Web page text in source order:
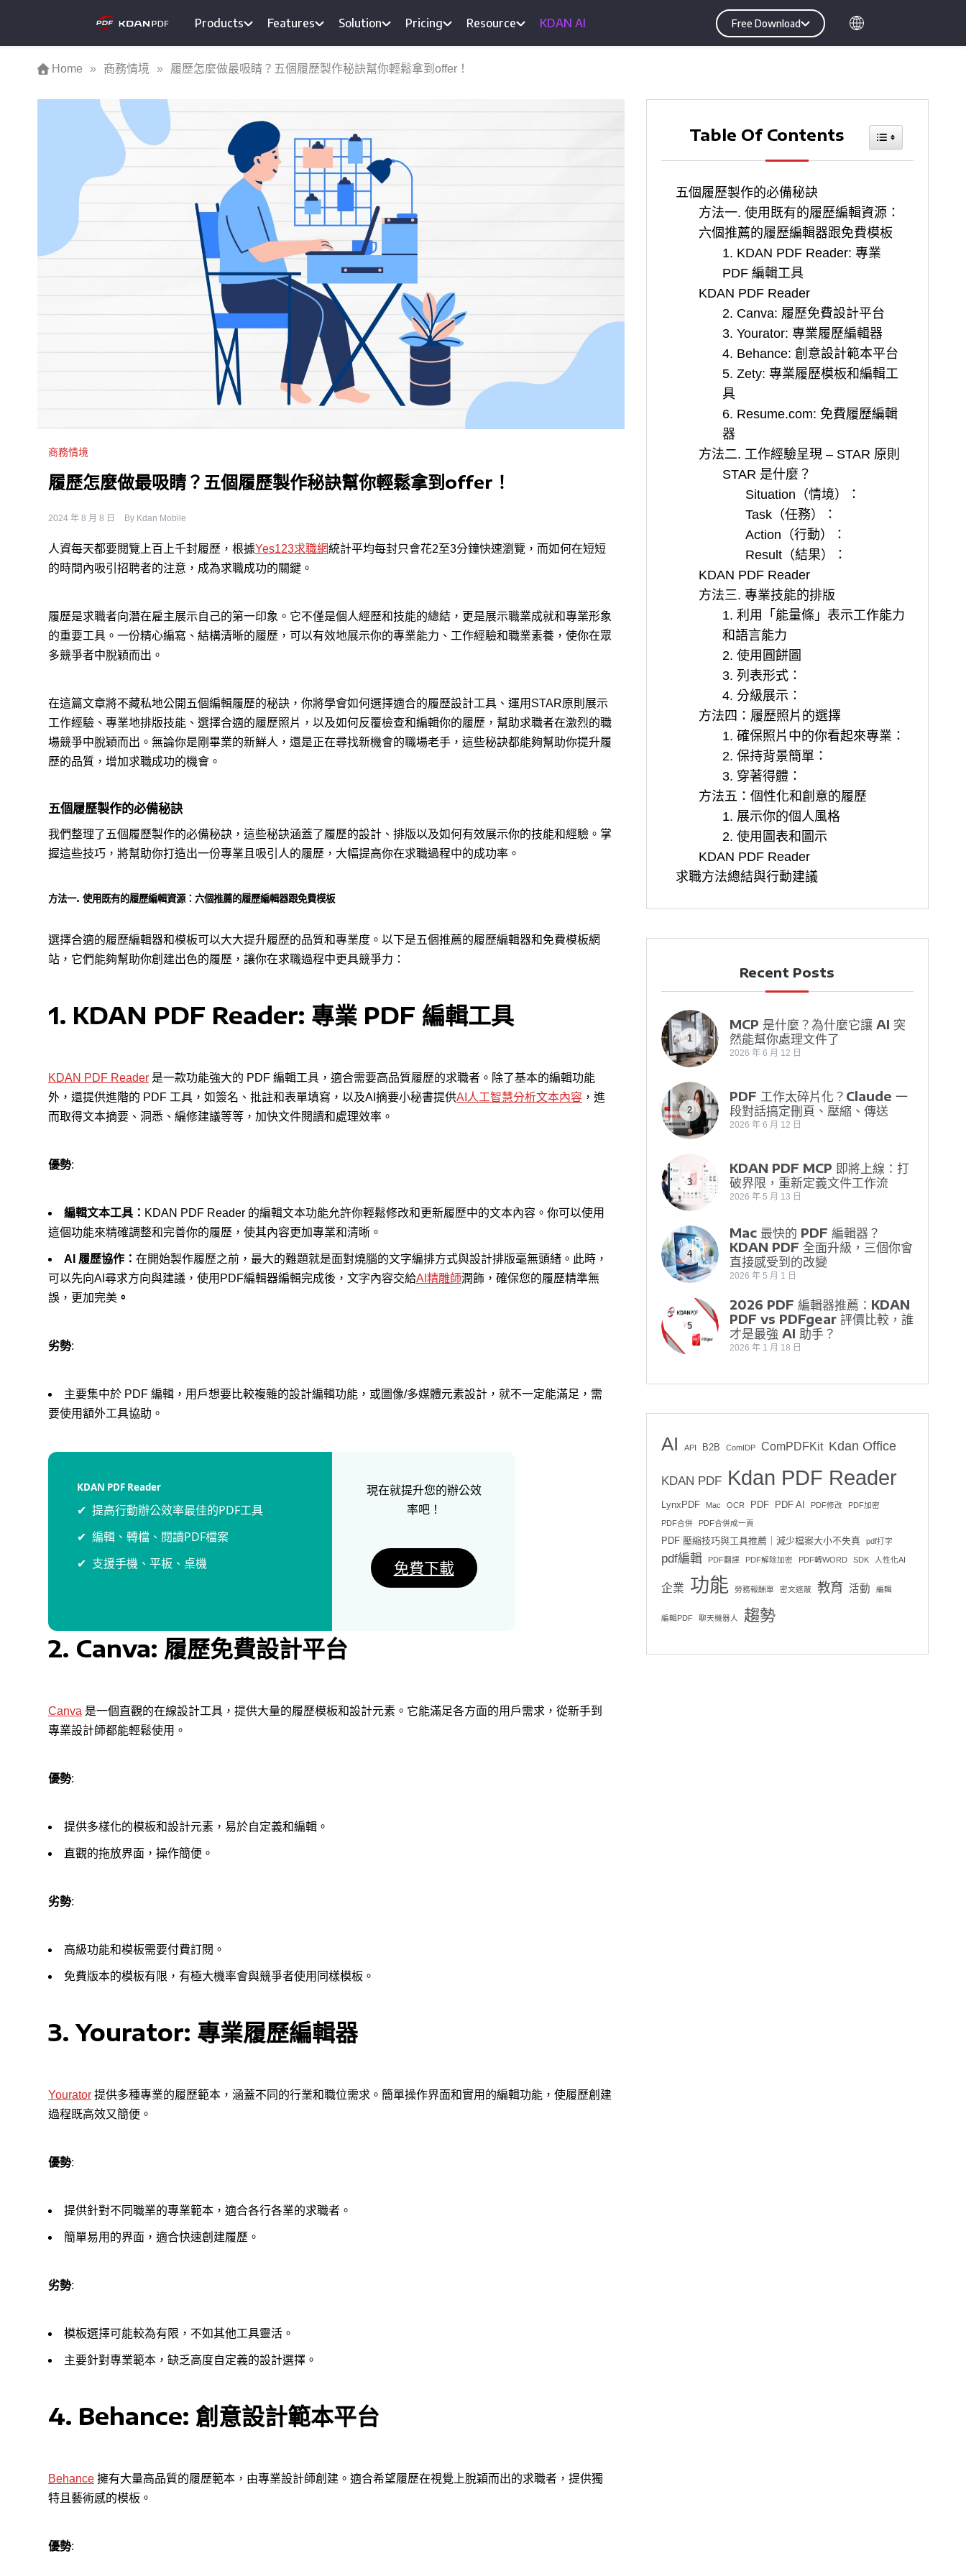
KDAN PDF homeProducts Features Solution Pricing Resource KDAN AI Free Download
Home » 商務情境 » 履歷怎麼做最吸睛？五個履歷製作秘訣幫你輕鬆拿到offer！
商務情境
履歷怎麼做最吸睛？五個履歷製作秘訣幫你輕鬆拿到offer！
2024 年 8 月 8 日 By Kdan Mobile
人資每天都要閱覽上百上千封履歷，根據Yes123求職網統計平均每封只會花2至3分鐘快速瀏覽，而如何在短短
的時間內吸引招聘者的注意，成為求職成功的關鍵。
履歷是求職者向潛在雇主展示自己的第一印象。它不僅是個人經歷和技能的總結，更是展示職業成就和專業形象
的重要工具。一份精心編寫、結構清晰的履歷，可以有效地展示你的專業能力、工作經驗和職業素養，使你在眾
多競爭者中脫穎而出。
在這篇文章將不藏私地公開五個編輯履歷的秘訣，你將學會如何選擇適合的履歷設計工具、運用STAR原則展示
工作經驗、專業地排版技能、選擇合適的履歷照片，以及如何反覆檢查和編輯你的履歷，幫助求職者在激烈的職
場競爭中脫穎而出。無論你是剛畢業的新鮮人，還是正在尋找新機會的職場老手，這些秘訣都能夠幫助你提升履
歷的品質，增加求職成功的機會。
五個履歷製作的必備秘訣
我們整理了五個履歷製作的必備秘訣，這些秘訣涵蓋了履歷的設計、排版以及如何有效展示你的技能和經驗。掌
握這些技巧，將幫助你打造出一份專業且吸引人的履歷，大幅提高你在求職過程中的成功率。
方法一. 使用既有的履歷編輯資源：六個推薦的履歷編輯器跟免費模板
選擇合適的履歷編輯器和模板可以大大提升履歷的品質和專業度。以下是五個推薦的履歷編輯器和免費模板網
站，它們能夠幫助你創建出色的履歷，讓你在求職過程中更具競爭力：
1. KDAN PDF Reader: 專業 PDF 編輯工具
KDAN PDF Reader 是一款功能強大的 PDF 編輯工具，適合需要高品質履歷的求職者。除了基本的編輯功能
外，還提供進階的 PDF 工具，如簽名、批註和表單填寫，以及AI摘要小秘書提供AI人工智慧分析文本內容 ，進
而取得文本摘要、洞悉、編修建議等等，加快文件閱讀和處理效率。
優勢:
編輯文本工具： KDAN PDF Reader 的編輯文本功能允許你輕鬆修改和更新履歷中的文本內容。你可以使用
這個功能來精確調整和完善你的履歷，使其內容更加專業和清晰。
AI 履歷協作 ： 在開始製作履歷之前，最大的難題就是面對燒腦的文字編排方式與設計排版毫無頭緒。此時，
可以先向AI尋求方向與建議，使用PDF編輯器編輯完成後，文字內容交給AI精雕師潤飾，確保您的履歷精準無
誤，更加完美 。
劣勢:
主要集中於 PDF 編輯，用戶想要比較複雜的設計編輯功能，或圖像/多媒體元素設計，就不一定能滿足，需
要使用額外工具協助。
KDAN PDF Reader
提高行動辦公效率最佳的PDF工具
編輯、轉檔、閱讀PDF檔案
支援手機、平板、桌機
現在就提升您的辦公效
率吧！
免費下載
2. Canva: 履歷免費設計平台
Canva 是一個直觀的在線設計工具，提供大量的履歷模板和設計元素。它能滿足各方面的用戶需求，從新手到
專業設計師都能輕鬆使用。
優勢:
提供多樣化的模板和設計元素，易於自定義和編輯。
直觀的拖放界面，操作簡便。
劣勢:
高級功能和模板需要付費訂閱。
免費版本的模板有限，有極大機率會與競爭者使用同樣模板。
3. Yourator: 專業履歷編輯器
Yourator 提供多種專業的履歷範本，涵蓋不同的行業和職位需求。簡單操作界面和實用的編輯功能，使履歷創建
過程既高效又簡便。
優勢:
提供針對不同職業的專業範本，適合各行各業的求職者。
簡單易用的界面，適合快速創建履歷。
劣勢:
模板選擇可能較為有限，不如其他工具靈活。
主要針對專業範本，缺乏高度自定義的設計選擇。
4. Behance: 創意設計範本平台
Behance 擁有大量高品質的履歷範本，由專業設計師創建。適合希望履歷在視覺上脫穎而出的求職者，提供獨
特且藝術感的模板。
優勢:
Table Of Contents Toggle Table
五個履歷製作的必備秘訣
方法一. 使用既有的履歷編輯資源：
六個推薦的履歷編輯器跟免費模板
1. KDAN PDF Reader: 專業
PDF 編輯工具
KDAN PDF Reader
2. Canva: 履歷免費設計平台
3. Yourator: 專業履歷編輯器
4. Behance: 創意設計範本平台
5. Zety: 專業履歷模板和編輯工
具
6. Resume.com: 免費履歷編輯
器
方法二. 工作經驗呈現 – STAR 原則
STAR 是什麼？
Situation（情境）：
Task（任務）：
Action（行動）：
Result（結果）：
KDAN PDF Reader
方法三. 專業技能的排版
1. 利用「能量條」表示工作能力
和語言能力
2. 使用圓餅圖
3. 列表形式：
4. 分級展示：
方法四：履歷照片的選擇
1. 確保照片中的你看起來專業：
2. 保持背景簡單：
3. 穿著得體：
方法五：個性化和創意的履歷
1. 展示你的個人風格
2. 使用圖表和圖示
KDAN PDF Reader
求職方法總結與行動建議
Recent Posts
1
MCP 是什麼？為什麼它讓 AI 突
然能幫你處理文件了
2026 年 6 月 12 日
2
PDF 工作太碎片化？Claude 一
段對話搞定刪頁、壓縮、傳送
2026 年 6 月 12 日
3
KDAN PDF MCP 即將上線：打
破界限，重新定義文件工作流
2026 年 5 月 13 日
4
Mac 最快的 PDF 編輯器？
KDAN PDF 全面升級，三個你會
直接感受到的改變
2026 年 5 月 1 日
5
2026 PDF 編輯器推薦：KDAN
PDF vs PDFgear 評價比較，誰
才是最強 AI 助手？
2026 年 1 月 18 日
AI API B2B ComIDP ComPDFKit Kdan Office
KDAN PDF Kdan PDF Reader
LynxPDF Mac OCR PDF PDF AI PDF修改 PDF加密
PDF合併 PDF合併成一頁
PDF 壓縮技巧與工具推薦｜減少檔案大小不失真 pdf打字
pdf編輯 PDF翻譯 PDF解除加密 PDF轉WORD SDK 人性化AI
企業 功能 勞務報酬單 密文遮蔽 教育 活動 編輯
編輯PDF 聊天機器人 趨勢